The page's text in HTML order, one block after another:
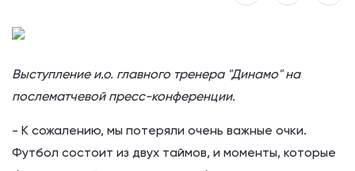
Выступление и.о. главного тренера "Динамо" на
послематчевой пресс-конференции.
- К сожалению, мы потеряли очень важные очки.
Футбол состоит из двух таймов, и моменты, которые